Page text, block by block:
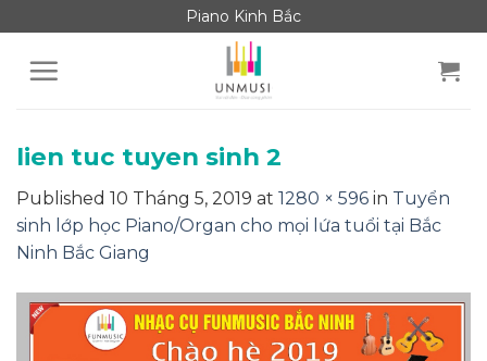
to
content
Piano Kinh Bắc
lien tuc tuyen sinh 2
Published 10 Tháng 5, 2019 at 1280 × 596 in Tuyển
sinh lớp học Piano/Organ cho mọi lứa tuổi tại Bắc
Ninh Bắc Giang